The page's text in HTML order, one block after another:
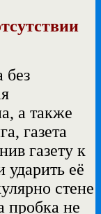
без
а также
газета
газету к
ударить её
стене
пробка не